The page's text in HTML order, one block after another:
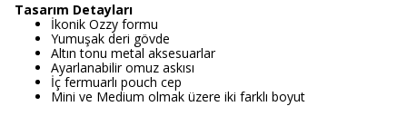
Tasarım Detayları
İkonik Ozzy formu
Yumuşak deri gövde
Altın tonu metal aksesuarlar
Ayarlanabilir omuz askısı
İç fermuarlı pouch cep
Mini ve Medium olmak üzere iki farklı boyut